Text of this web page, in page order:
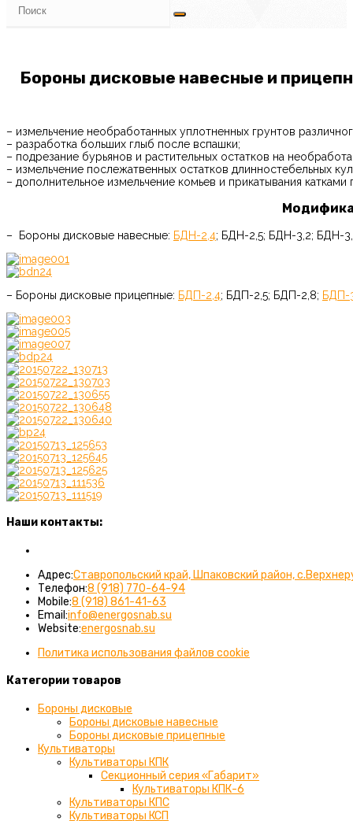
Бороны дисковые навесные и
– измельчение необработанных уплотненных грунтов
– разработка больших глыб после вспашки;
– подрезание бурьянов и растительных остатков на
– измельчение послежатвенных остатков длинностебельных
– дополнительное измельчение комьев и прикатывания
– Бороны дисковые навесные: БДН-2,4; БДН-2,5; БДН-3,2; БДН-
– Бороны дисковые прицепные: БДП-2,4; БДП-2,5; БДП-2,8; БДП-
Наши контакты:
Адрес:Ставропольский край, Шпаковский район,
Телефон:8 (918) 770-64-94Откроется
Mobile:8 (918) 861-41-63
в
Email:info@energosnab.su
приложении
Website:energosnab.su
Политика использования файлов cookie
Категории товаров
Бороны дисковые
Бороны дисковые навесные
Бороны дисковые прицепные
Культиваторы
Культиваторы КПК
Секционный серия «Габарит»
Культиваторы КПК-6
Культиваторы КПС
Культиваторы КСП